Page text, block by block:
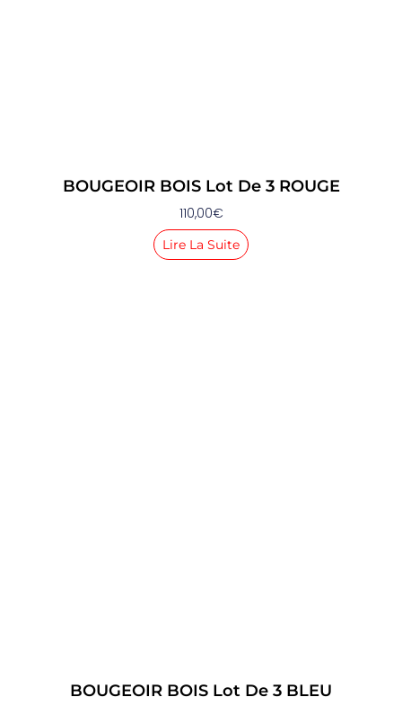
BOUGEOIR BOIS Lot De 3 ROUGE
110,00€
Lire La Suite
BOUGEOIR BOIS Lot De 3 BLEU